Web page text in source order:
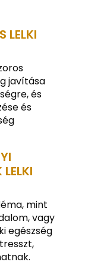
LELKI
javítása
és
és
mint
vagy
egészség